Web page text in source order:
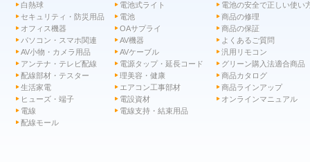
白熱球
電池式ライト
セキュリティ・防災用品
電池
オフィス機器
OAサプライ
パソコン・スマホ関連
AV機器
AV小物・カメラ用品
AVケーブル
アンテナ・テレビ配線
電源タップ・延長コード
配線部材・テスター
理美容・健康
生活家電
エアコン工事部材
ヒューズ・端子
電設資材
電線
電線支持・結束用品
配線モール
電池の安全で正しい使い
商品の修理
商品の保証
よくあるご質問
汎用リモコン
グリーン購入法適合商品
商品カタログ
商品ラインアップ
オンラインマニュアル